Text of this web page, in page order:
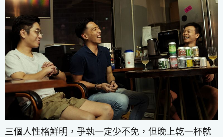
三個人性格鮮明，爭執一定少不免，但晚上乾一杯就